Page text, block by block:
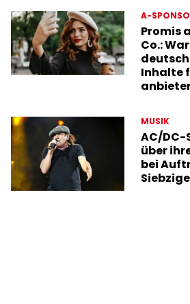
A-
Promis
Co.:
Inhalte
MUSIK
AC/DC-
über
bei